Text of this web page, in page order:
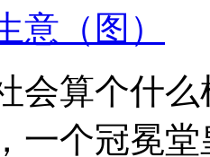
意（图）
会算个什
一个冠冕